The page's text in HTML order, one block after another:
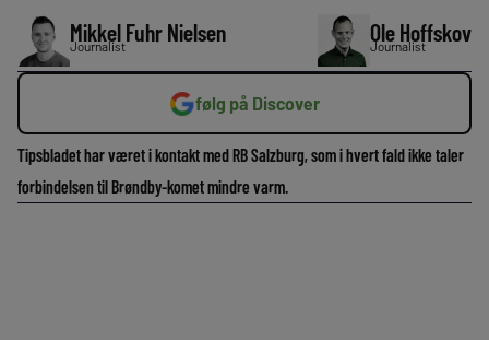
Mikkel Fuhr Nielsen
Journalist Ole Hoffskov
Journalist
følg på Discover
Tipsbladet har været i kontakt med RB Salzburg, som i hvert fald ikke taler
forbindelsen til Brøndby-komet mindre varm.